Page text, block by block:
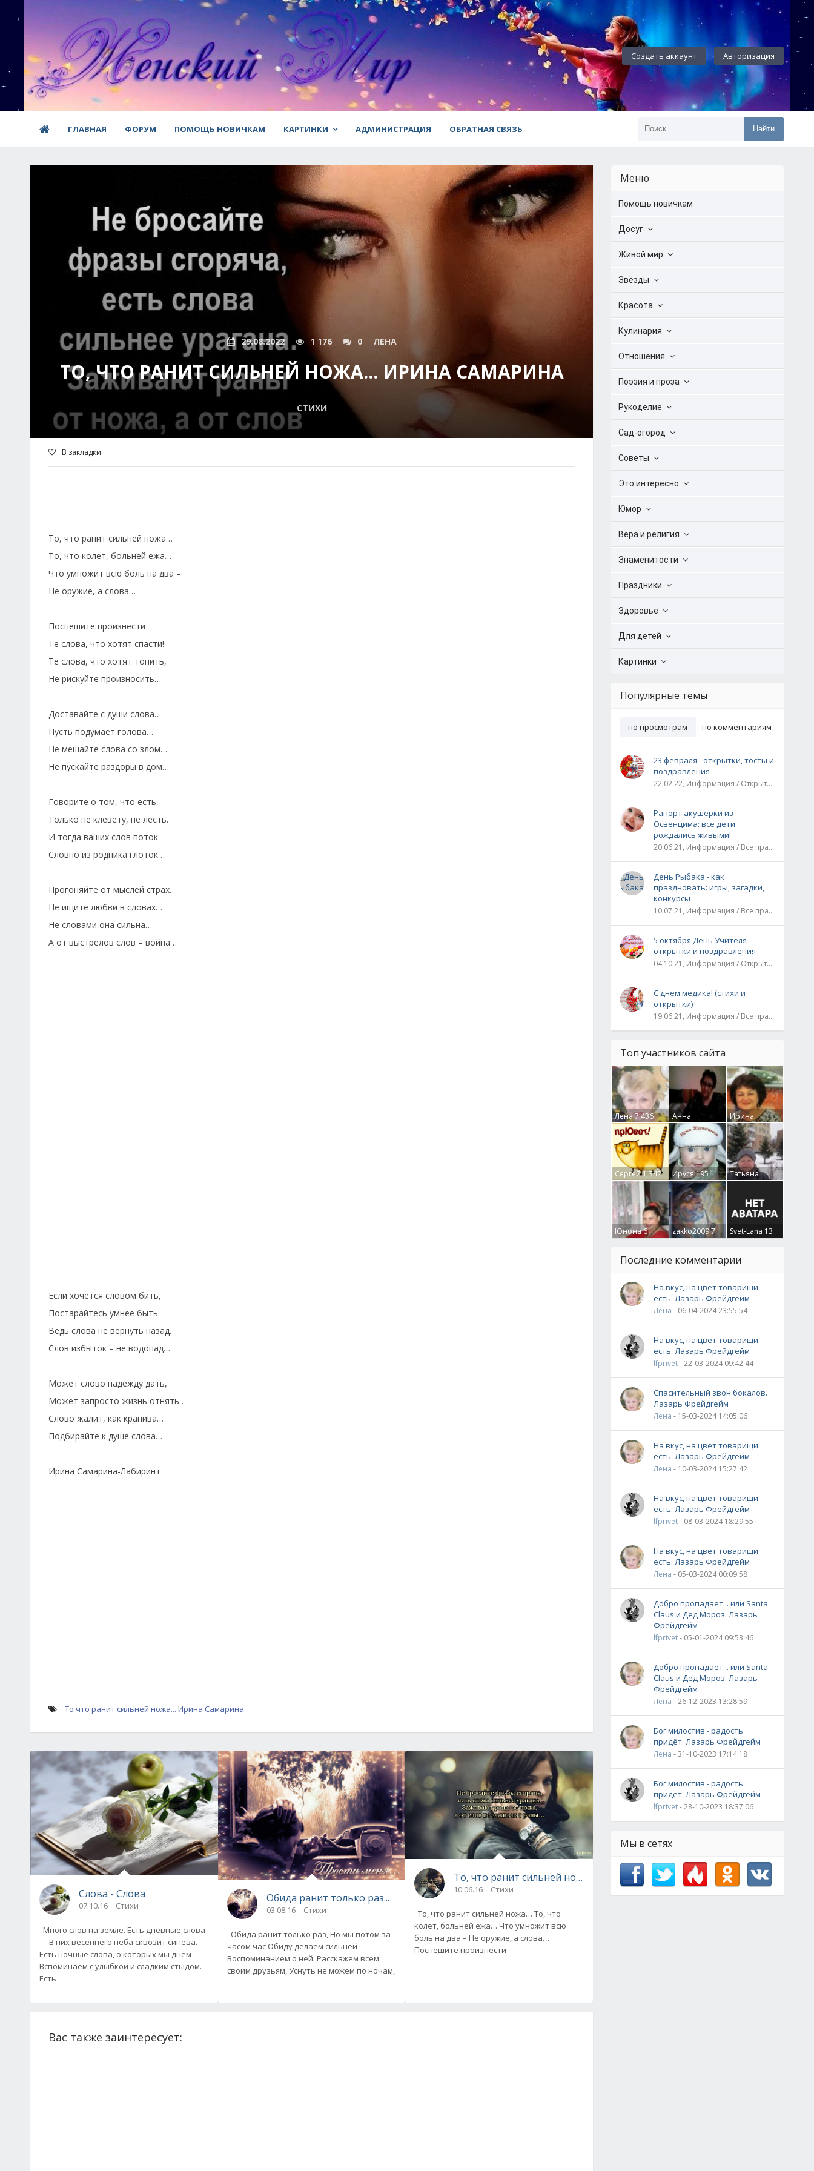
Создать аккаунт Авторизация
ГЛАВНАЯ ФОРУМ ПОМОЩЬ НОВИЧКАМ КАРТИНКИ АДМИНИСТРАЦИЯ ОБРАТНАЯ СВЯЗЬ Найти
29.08.2022 1 176 0 ЛЕНА
ТО, ЧТО РАНИТ СИЛЬНЕЙ НОЖА... ИРИНА САМАРИНА
СТИХИ
В закладки
То, что ранит сильней ножа…
То, что колет, больней ежа…
Что умножит всю боль на два –
Не оружие, а слова…
Поспешите произнести
Те слова, что хотят спасти!
Те слова, что хотят топить,
Не рискуйте произносить…
Доставайте с души слова…
Пусть подумает голова…
Не мешайте слова со злом…
Не пускайте раздоры в дом…
Говорите о том, что есть,
Только не клевету, не лесть.
И тогда ваших слов поток –
Словно из родника глоток…
Прогоняйте от мыслей страх.
Не ищите любви в словах…
Не словами она сильна…
А от выстрелов слов – война…
Если хочется словом бить,
Постарайтесь умнее быть.
Ведь слова не вернуть назад.
Слов избыток – не водопад…
Может слово надежду дать,
Может запросто жизнь отнять…
Слово жалит, как крапива…
Подбирайте к душе слова…
Ирина Самарина-Лабиринт
То что ранит сильней ножа... Ирина Самарина
Слова - Слова
07.10.16 Стихи
Много слов на земле. Есть дневные слова
— В них весеннего неба сквозит синева.
Есть ночные слова, о которых мы днем
Вспоминаем с улыбкой и сладким стыдом.
Есть
Обида ранит только раз...
03.08.16 Стихи
Обида ранит только раз, Но мы потом за
часом час Обиду делаем сильней
Воспоминанием о ней. Расскажем всем
своим друзьям, Уснуть не можем по ночам,
То, что ранит сильней ножа...
10.06.16 Стихи
То, что ранит сильней ножа… То, что
колет, больней ежа… Что умножит всю
боль на два – Не оружие, а слова…
Поспешите произнести
Вас также заинтересует:
Меню
Помощь новичкам
Досуг
Живой мир
Звёзды
Красота
Кулинария
Отношения
Поэзия и проза
Рукоделие
Сад-огород
Советы
Это интересно
Юмор
Вера и религия
Знаменитости
Праздники
Здоровье
Для детей
Картинки
Популярные темы
по просмотрам по комментариям
23 февраля - открытки, тосты и
поздравления
22.02.22, Информация / Открытки / Все праздники
Рапорт акушерки из
Освенцима: все дети
рождались живыми!
20.06.21, Информация / Все праздники / Рассказы и истории
День Рыбака - как
праздновать: игры, загадки,
конкурсы
10.07.21, Информация / Все праздники
5 октября День Учителя -
открытки и поздравления
04.10.21, Информация / Открытки / Все праздники
С днем медика! (стихи и
открытки)
19.06.21, Информация / Все праздники
Топ участников сайта
Лена7 436
Анна
Гумлевая0
Ирина
Бруцкая41
Сергей1 342 Ируся195
Татьяна
Крючкова0
Юнона6 zakko20097 Svet-Lana 13
Последние комментарии
На вкус, на цвет товарищи
есть. Лазарь Фрейдгейм
Лена - 06-04-2024 23:55:54
На вкус, на цвет товарищи
есть. Лазарь Фрейдгейм
lfprivet- 22-03-2024 09:42:44
Спасительный звон бокалов.
Лазарь Фрейдгейм
Лена - 15-03-2024 14:05:06
На вкус, на цвет товарищи
есть. Лазарь Фрейдгейм
Лена - 10-03-2024 15:27:42
На вкус, на цвет товарищи
есть. Лазарь Фрейдгейм
lfprivet- 08-03-2024 18:29:55
На вкус, на цвет товарищи
есть. Лазарь Фрейдгейм
Лена - 05-03-2024 00:09:58
Добро пропадает... или Santa
Claus и Дед Мороз. Лазарь
Фрейдгейм
lfprivet- 05-01-2024 09:53:46
Добро пропадает... или Santa
Claus и Дед Мороз. Лазарь
Фрейдгейм
Лена - 26-12-2023 13:28:59
Бог милостив - радость
придёт. Лазарь Фрейдгейм
Лена - 31-10-2023 17:14:18
Бог милостив - радость
придёт. Лазарь Фрейдгейм
lfprivet- 28-10-2023 18:37:06
Мы в сетях